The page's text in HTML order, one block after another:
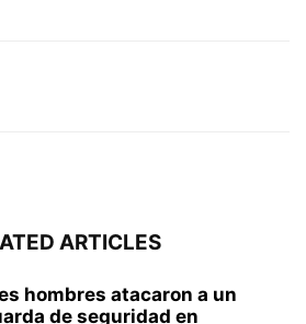
ARTICLES
hombres atacaron a un
de seguridad en